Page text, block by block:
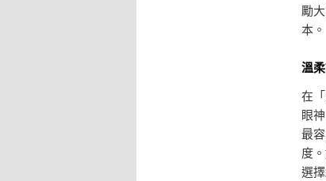
勵
本。
溫
在
眼
最
度
選